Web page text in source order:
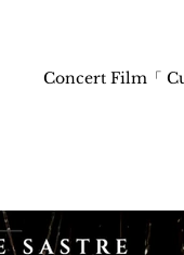
Concert Film「